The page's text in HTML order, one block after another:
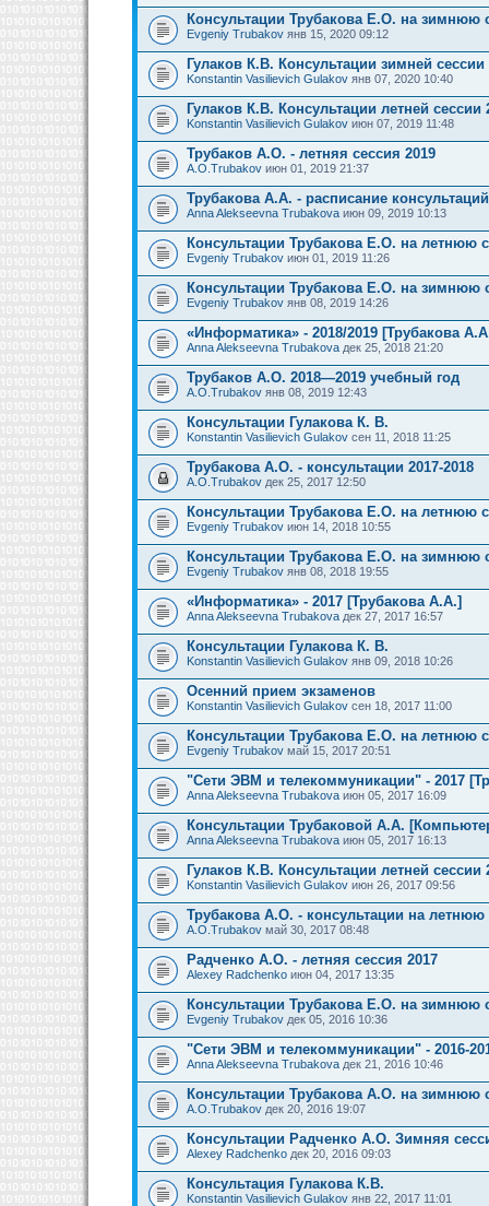
Консультации Трубакова Е.О. на зимнюю
Evgeniy Trubakov янв 15, 2020 09:12
Гулаков К.В. Консультации зимней сессии
Konstantin Vasilievich Gulakov янв 07, 2020 10:40
Гулаков К.В. Консультации летней сессии
Konstantin Vasilievich Gulakov июн 07, 2019 11:48
Трубаков А.О. - летняя сессия 2019
A.O.Trubakov июн 01, 2019 21:37
Трубакова А.А. - расписание
Anna Alekseevna Trubakova июн 09, 2019 10:13
Консультации Трубакова Е.О. на летнюю
Evgeniy Trubakov июн 01, 2019 11:26
Консультации Трубакова Е.О. на зимнюю
Evgeniy Trubakov янв 08, 2019 14:26
«Информатика» - 2018/2019 [Трубакова
Anna Alekseevna Trubakova дек 25, 2018 21:20
Трубаков А.О. 2018—2019 учебный год
A.O.Trubakov янв 08, 2019 12:43
Консультации Гулакова К. В.
Konstantin Vasilievich Gulakov сен 11, 2018 11:25
Трубакова А.О. - консультации 2017-2018
A.O.Trubakov дек 25, 2017 12:50
Консультации Трубакова Е.О. на летнюю
Evgeniy Trubakov июн 14, 2018 10:55
Консультации Трубакова Е.О. на зимнюю
Evgeniy Trubakov янв 08, 2018 19:55
«Информатика» - 2017 [Трубакова А.А.]
Anna Alekseevna Trubakova дек 27, 2017 16:57
Консультации Гулакова К. В.
Konstantin Vasilievich Gulakov янв 09, 2018 10:26
Осенний прием экзаменов
Konstantin Vasilievich Gulakov сен 18, 2017 11:00
Консультации Трубакова Е.О. на летнюю
Evgeniy Trubakov май 15, 2017 20:51
"Сети ЭВМ и телекоммуникации" - 2017
Anna Alekseevna Trubakova июн 05, 2017 16:09
Консультации Трубаковой А.А.
Anna Alekseevna Trubakova июн 05, 2017 16:13
Гулаков К.В. Консультации летней сессии
Konstantin Vasilievich Gulakov июн 26, 2017 09:56
Трубакова А.О. - консультации на летнюю
A.O.Trubakov май 30, 2017 08:48
Радченко А.О. - летняя сессия 2017
Alexey Radchenko июн 04, 2017 13:35
Консультации Трубакова Е.О. на зимнюю
Evgeniy Trubakov дек 05, 2016 10:36
"Сети ЭВМ и телекоммуникации" - 2016-
Anna Alekseevna Trubakova дек 21, 2016 10:46
Консультации Трубакова А.О. на зимнюю
A.O.Trubakov дек 20, 2016 19:07
Консультации Радченко А.О. Зимняя
Alexey Radchenko дек 20, 2016 09:03
Консультация Гулакова К.В.
Konstantin Vasilievich Gulakov янв 22, 2017 11:01